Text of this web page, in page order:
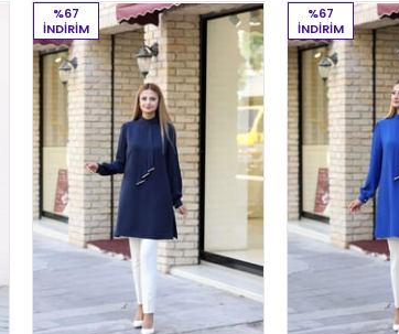
%67
İNDIRIM
%67
İNDIRIM